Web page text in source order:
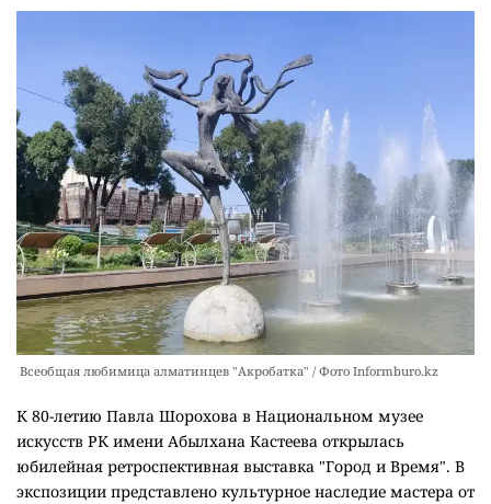
Всеобщая любимица алматинцев "Акробатка" / Фото Informburo.kz
К 80-летию Павла Шорохова в Национальном музее
искусств РК имени Абылхана Кастеева открылась
юбилейная ретроспективная выставка "Город и Время". В
экспозиции представлено культурное наследие мастера от